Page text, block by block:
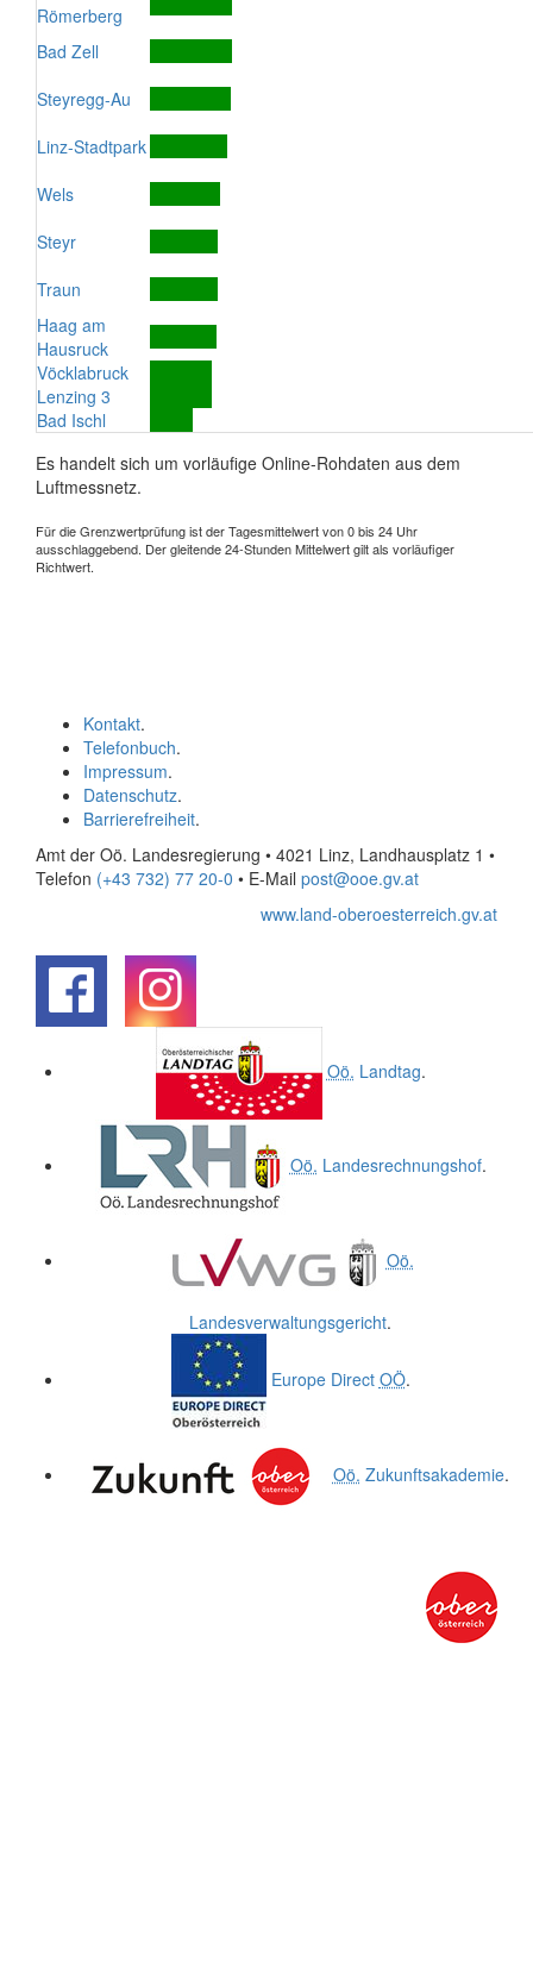
Römerberg
Bad Zell
Steyregg-Au
Linz-Stadtpark
Wels
Steyr
Traun
Haag am
Hausruck
Vöcklabruck
Lenzing 3
Bad Ischl
Es handelt sich um vorläufige Online-Rohdaten aus dem
Luftmessnetz.
Für die Grenzwertprüfung ist der Tagesmittelwert von 0 bis 24 Uhr
ausschlaggebend. Der gleitende 24-Stunden Mittelwert gilt als vorläufiger
Richtwert.
Kontakt.
Telefonbuch.
Impressum.
Datenschutz.
Barrierefreiheit.
Amt der Oö. Landesregierung • 4021 Linz, Landhausplatz 1 •
Telefon (+43 732) 77 20-0 • E-Mail post@ooe.gv.at
www.land-oberoesterreich.gv.at
Oö. Landtag.
Oö. Landesrechnungshof.
Oö.
Landesverwaltungsgericht.
Europe Direct OÖ.
Oö. Zukunftsakademie.